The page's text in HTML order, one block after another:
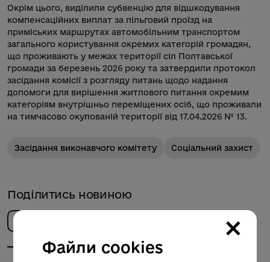
Окрім цього, виділили субвенцію для відшкодування
компенсаційних виплат за пільговий проїзд на
приміських маршрутах автомобільним транспортом
загального користування окремих категорій громадян,
що проживають у межах території сіл Полтавської
громади за березень 2026 року та затвердили протокол
засідання комісії з розгляду питань щодо надання
допомоги для вирішення житлового питання окремим
категоріям внутрішньо переміщених осіб, що проживали
на тимчасово окупованій території від 17.04.2026 № 13.
Засідання виконавчого комітету Соціальний захист
Поділитись новиною
×
Файли cookies